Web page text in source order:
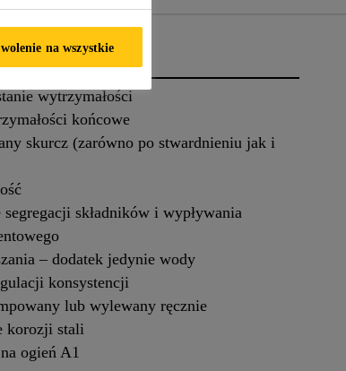
/ zalety
wytrzymałości
końcowe
skurcz (zarówno po stwardnieniu jak i
składników i wypływania
– dodatek jedynie wody
konsystencji
lub wylewany ręcznie
korozji stali
ogień A1
na wszystkie